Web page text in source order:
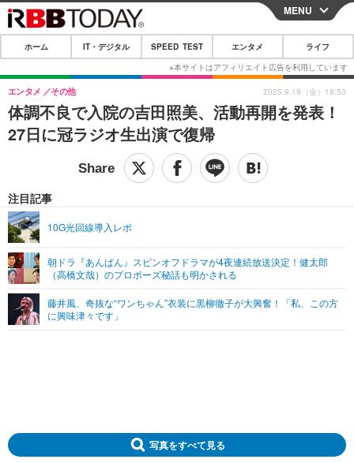
CLOSE
ホーム
IT・デジタル
IT・デジタルTOP スマートフォン
その他
SPEED TEST
映画・ドラマ
グラビア
ショッピング その他
ライフTOP
その他
リリース一覧
プッシュ通知の停止方法
MENU
ホーム IT・デジタル SPEED TEST エンタメ ライフ
体調不良で入院の吉田照美、活動再開を発表！
27日に冠ラジオ生出演で復帰
エンタメ その他
注目記事
10G光回線導入レポ
朝ドラ『あんぱん』スピンオフドラマが4夜連続放送決定！健太郎
（高橋文哉）のプロポーズ秘話も明かされる
藤井風、奇抜な“ワンちゃん”衣装に黒柳徹子が大興奮！「私、この方
に興味津々です」
2025.9.19（金）18:53
写真をすべて見る